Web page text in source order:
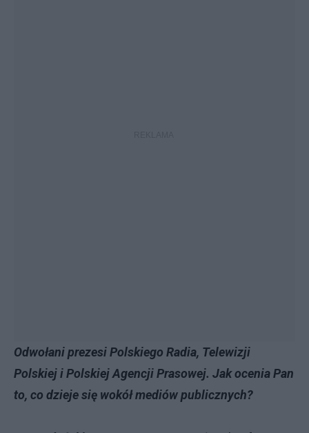
Odwołani prezesi Polskiego Radia, Telewizji
Polskiej i Polskiej Agencji Prasowej. Jak ocenia Pan
to, co dzieje się wokół mediów publicznych?